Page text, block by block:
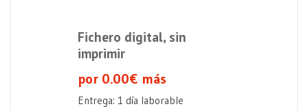
Fichero digital, sin
imprimir
por 0.00€ más
Entrega: 1 día laborable